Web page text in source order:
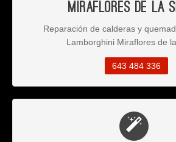
Miraflores de la
Reparación de calderas y
Lamborghini Miraflores de
643 484 336